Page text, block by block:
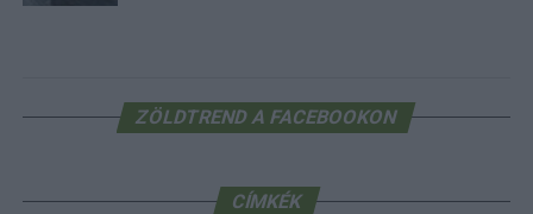
ZÖLDTREND A FACEBOOKON
CÍMKÉK